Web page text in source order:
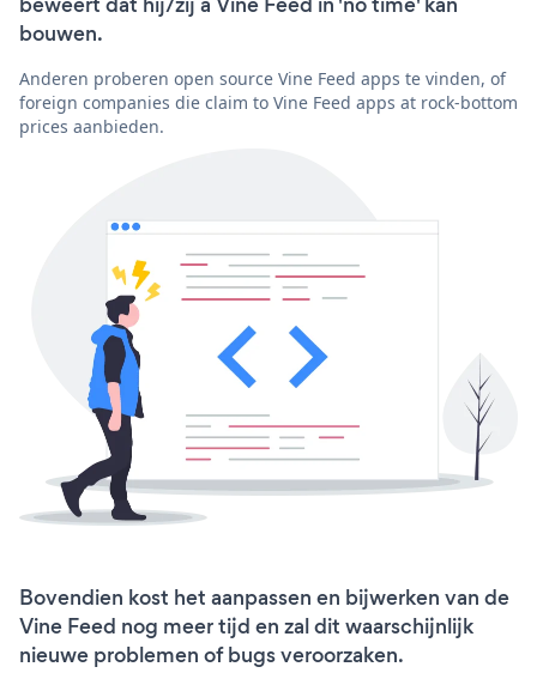
bouwen.
Anderen proberen open source Vine Feed apps te vinden, of
foreign companies die claim to Vine Feed apps at rock-bottom
prices aanbieden.
Bovendien kost het aanpassen en bijwerken van de
Vine Feed nog meer tijd en zal dit waarschijnlijk
nieuwe problemen of bugs veroorzaken.